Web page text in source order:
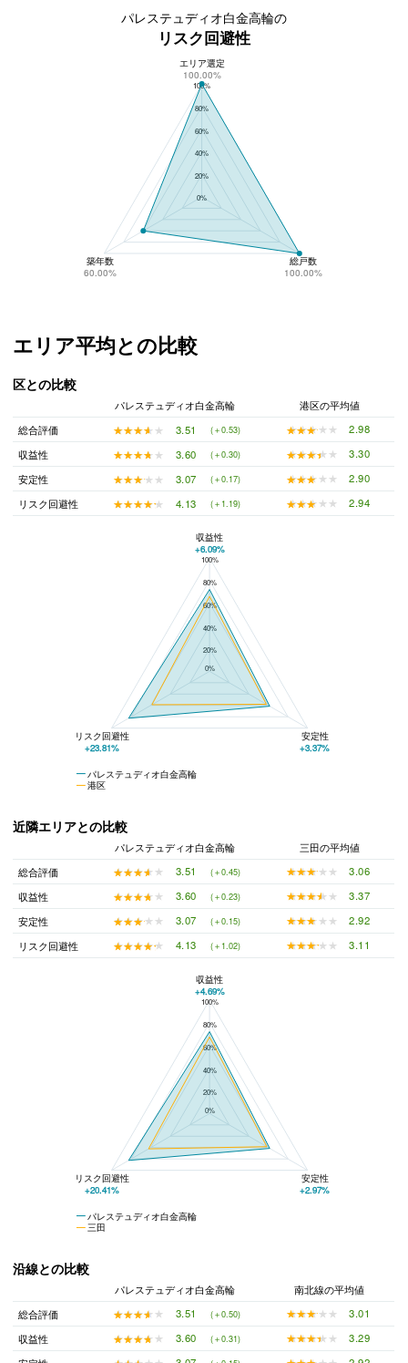
パレステュディオ白金高輪の
リスク回避性
パレステュディオ白金高輪のリスク回避性
100%
80%
60%
40%
20%
0%
エリア選定
100.00%
築年数
60.00%
総戸数
100.00%
エリア平均との比較
区との比較
パレステュディオ白金高輪
港区の平均値
総合評価
★★★★★
★★★★★ 3.51 (＋0.53) ★★★★★
★★★★★
2.98
収益性
★★★★★
★★★★★ 3.60 (＋0.30) ★★★★★
★★★★★
3.30
安定性
★★★★★
★★★★★ 3.07 (＋0.17) ★★★★★
★★★★★
2.90
リスク回避性
★★★★★
★★★★★ 4.13 (＋1.19) ★★★★★
★★★★★ 2.94
パレステュディオ白金高輪と港区の平均値の総合評価の比較
100%
80%
60%
40%
20%
0%
パレステュディオ白金高輪
港区
収益性
+6.09%
リスク回避性
+23.81%
安定性
+3.37%
近隣エリアとの比較
パレステュディオ白金高輪
三田の平均値
総合評価
★★★★★
★★★★★ 3.51 (＋0.45) ★★★★★
★★★★★
3.06
収益性
★★★★★
★★★★★ 3.60 (＋0.23) ★★★★★
★★★★★
3.37
安定性
★★★★★
★★★★★ 3.07 (＋0.15) ★★★★★
★★★★★
2.92
リスク回避性
★★★★★
★★★★★ 4.13 (＋1.02) ★★★★★
★★★★★ 3.11
パレステュディオ白金高輪と三田の平均値の総合評価の比較
100%
80%
60%
40%
20%
0%
パレステュディオ白金高輪
三田
収益性
+4.69%
リスク回避性
+20.41%
安定性
+2.97%
沿線との比較
パレステュディオ白金高輪
南北線の平均値
総合評価
★★★★★
★★★★★ 3.51 (＋0.50) ★★★★★
★★★★★
3.01
収益性
★★★★★
★★★★★ 3.60 (＋0.31) ★★★★★
★★★★★
3.29